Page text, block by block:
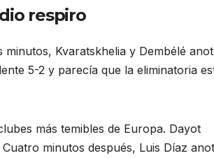
respiro
Kvaratskhelia y Dembélé
5-2 y parecía que la eliminatoria
más temibles de Europa. Dayot
minutos después, Luis Díaz